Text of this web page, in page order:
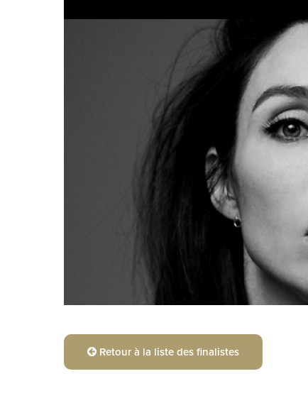
Retour à la liste des finalistes